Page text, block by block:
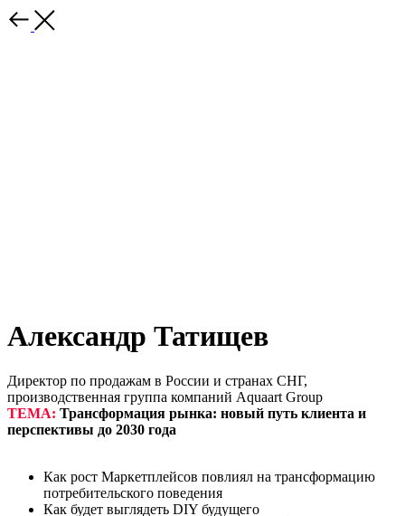
Александр Татищев
Директор по продажам в России и странах СНГ,
производственная группа компаний Aquaart Group
ТЕМА: Трансформация рынка: новый путь клиента и
перспективы до 2030 года
Как рост Маркетплейсов повлиял на трансформацию
потребительского поведения
Как будет выглядеть DIY будущего